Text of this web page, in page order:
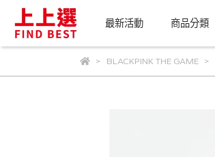
最新活動 商品分類
BLACKPINK THE GAME